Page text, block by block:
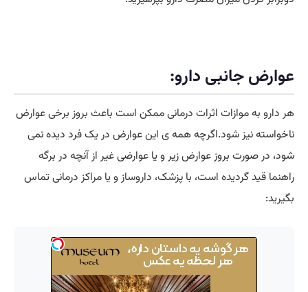
عوارض جانبی دارو:
هر دارو به موازات اثرات درمانی ممکن است باعث بروز برخی عوارض
ناخواسته نیز شود.اگرچه همه ی این عوارض در یک فرد دیده نمی
شود، در صورت بروز عوارض زیر و یا عوارضی غیر از آنچه در برگه
راهنما قید گردیده است، با پزشک، داروساز و یا مراکز درمانی تماس
بگیرید: